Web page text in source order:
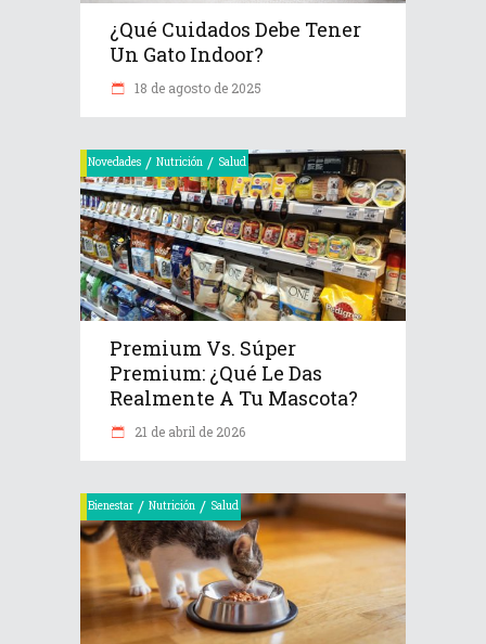
¿Qué Cuidados Debe Tener
Un Gato Indoor?
18 de agosto de 2025
Novedades / Nutrición / Salud
Premium Vs. Súper
Premium: ¿Qué Le Das
Realmente A Tu Mascota?
21 de abril de 2026
Bienestar / Nutrición / Salud